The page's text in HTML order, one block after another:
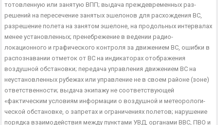
тотовленную или занятую ВПП; выдача преждевременных раз­
решений на пересечение занятых эшелонов для расхождения ВС,
разрешение полета на занятом эшелоне, на продольных ин­тервалах
менее установленных; пренебрежение в ведении радио­
локационного и графического контроля за движением ВС, ошиб­ки в
распознавании отметок от ВС на индикаторах отображения
воздушной обстановки; передача управления движением ВС на
неустановленных рубежах или управление не в своем районе (зоне)
ответственности; выдача экипажу не соответствующей
«фактическим условиям информации о воздушной и метеорологи­
ческой обстановке, о запретах и ограничениях полетов; наруше­ние
порядка взаимодействия между пунктами УВД, органами ВВС, ПВО и